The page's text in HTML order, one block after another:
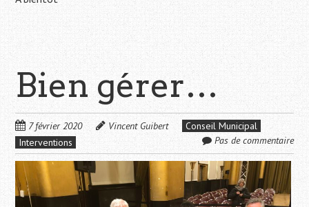
Bien gérer…
7 février 2020 Vincent Guibert
Conseil Municipal
Interventions
Pas de commentaire